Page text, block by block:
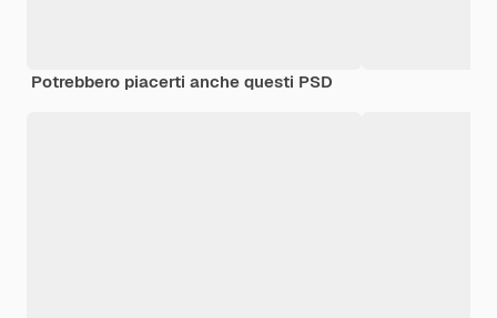
Potrebbero piacerti anche questi PSD